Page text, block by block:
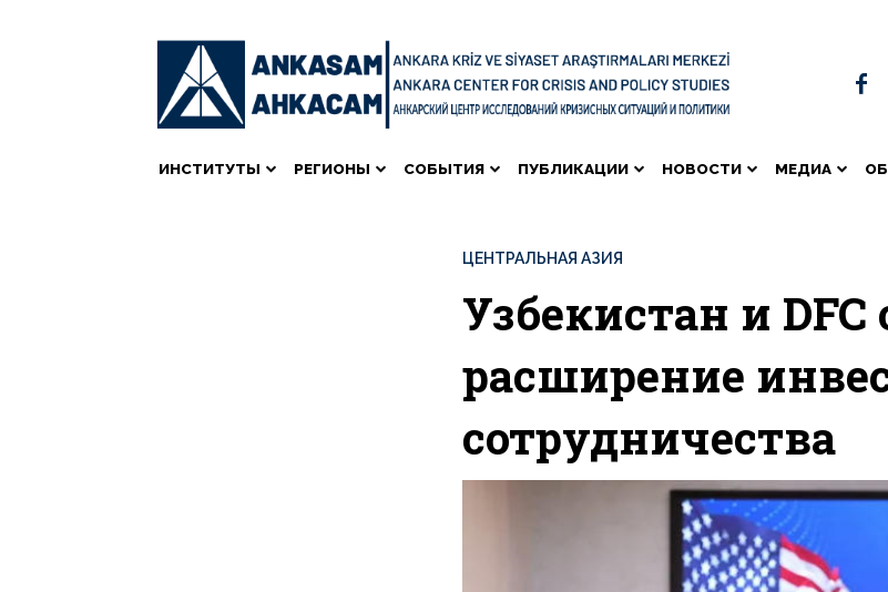
ИНСТИТУТЫ РЕГИОНЫ СОБЫТИЯ ПУБЛИКАЦИИ НОВОСТИ МЕДИА
ЦЕНТРАЛЬНАЯ АЗИЯ
Узбекистан и
расширение
сотрудничества